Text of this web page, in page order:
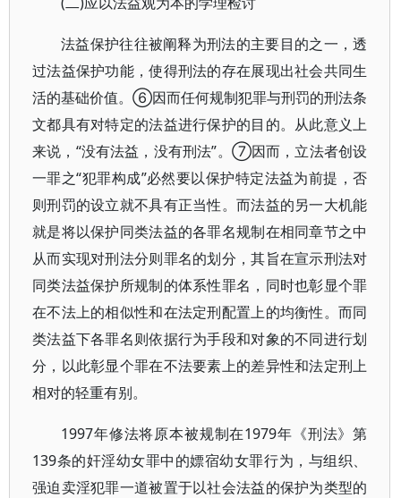
法益保护往往被阐释为刑法的主要目的之一，透
过法益保护功能，使得刑法的存在展现出社会共同生
活的基础价值。⑥因而任何规制犯罪与刑罚的刑法条
文都具有对特定的法益进行保护的目的。从此意义上
来说，“没有法益，没有刑法”。⑦因而，立法者创设
一罪之“犯罪构成”必然要以保护特定法益为前提，否
则刑罚的设立就不具有正当性。而法益的另一大机能
就是将以保护同类法益的各罪名规制在相同章节之中
从而实现对刑法分则罪名的划分，其旨在宣示刑法对
同类法益保护所规制的体系性罪名，同时也彰显个罪
在不法上的相似性和在法定刑配置上的均衡性。而同
类法益下各罪名则依据行为手段和对象的不同进行划
分，以此彰显个罪在不法要素上的差异性和法定刑上
相对的轻重有别。
1997年修法将原本被规制在1979年《刑法》第
139条的奸淫幼女罪中的嫖宿幼女罪行为，与组织、
强迫卖淫犯罪一道被置于以社会法益的保护为类型的